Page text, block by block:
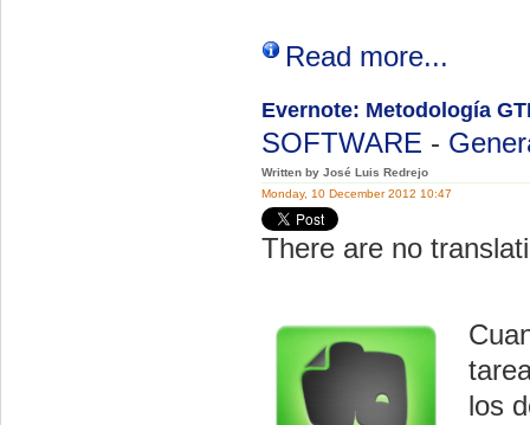
Read more...
Evernote: Metodología
SOFTWARE -
Written by José Luis Redrejo
Monday, 10 December 2012 10:47
There are no
los